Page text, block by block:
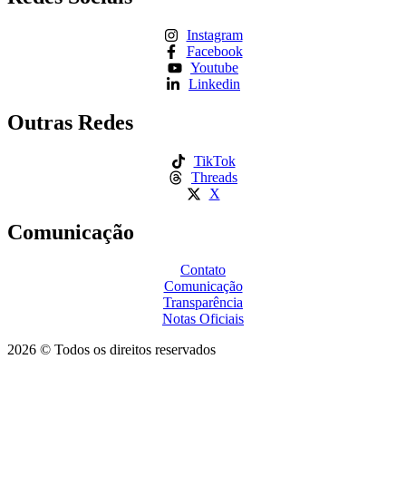
Instagram
Facebook
Youtube
Linkedin
Outras Redes
TikTok
Threads
X
Comunicação
Contato
Comunicação
Transparência
Notas Oficiais
2026 © Todos os direitos reservados